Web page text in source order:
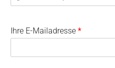
Ihre E-Mailadresse *